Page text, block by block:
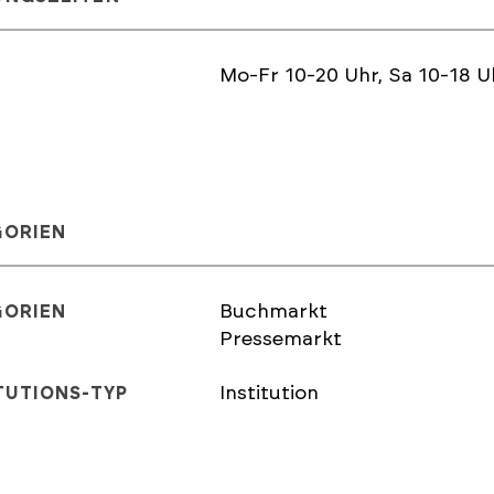
Mo-Fr 10-20 Uhr, Sa 10-18
Buchmarkt
Pressemarkt
TYP Institution